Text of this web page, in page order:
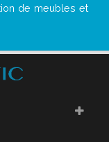
de meubles et